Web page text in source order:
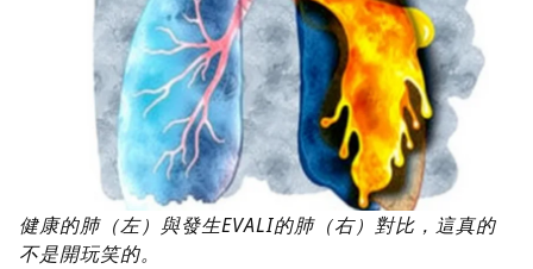
健康的肺（左）與發生EVALI的肺（右）對比，這真的
不是開玩笑的。